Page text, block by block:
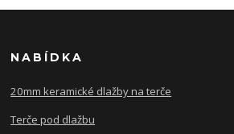
NABÍDKA
20mm keramické dlažby na terče
Terče pod dlažbu